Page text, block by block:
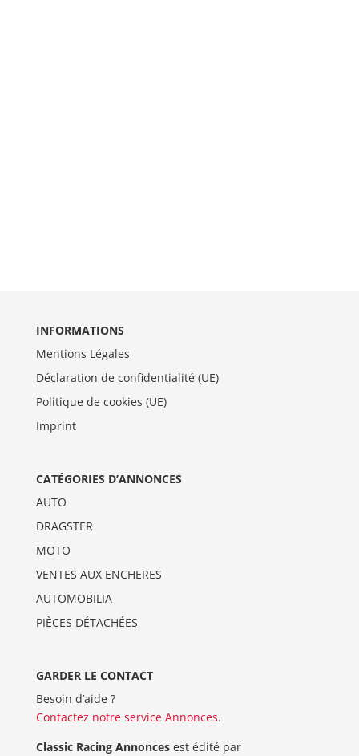
INFORMATIONS
Mentions Légales
Déclaration de confidentialité (UE)
Politique de cookies (UE)
Imprint
CATÉGORIES D’ANNONCES
AUTO
DRAGSTER
MOTO
VENTES AUX ENCHERES
AUTOMOBILIA
PIÈCES DÉTACHÉES
GARDER LE CONTACT
Besoin d’aide ?
Contactez notre service Annonces.
Classic Racing Annoncesest édité par